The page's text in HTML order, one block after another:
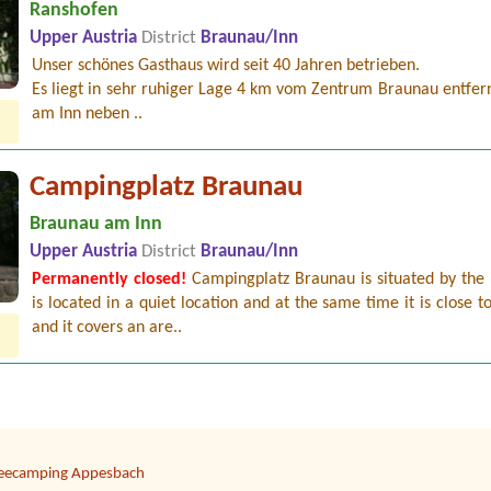
Ranshofen
Upper Austria District Braunau/Inn
Unser schönes Gasthaus wird seit 40 Jahren betrieben.
Es liegt in sehr ruhiger Lage 4 km vom Zentrum Braunau
am Inn neben ..
Campingplatz Braunau
Braunau am Inn
Upper Austria District Braunau/Inn
Permanently closed! Campingplatz Braunau is situated by
is located in a quiet location and at the same time it is close
and it covers an are..
Wolfgangblick
Grabner GmbH